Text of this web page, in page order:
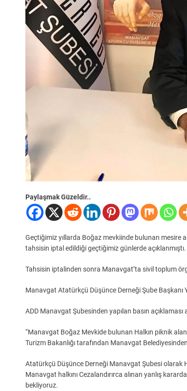
Paylaşmak Güzeldir..
Geçtiğimiz yıllarda Boğaz mevkiinde bulunan mesire
tahsisin iptal edildiği geçtiğimiz günlerde açıklanmıştı.
Tahsisin iptalinden sonra Manavgat’ta sivil toplum
Manavgat Atatürkçü Düşünce Derneği Şube Başkanı
ADD Manavgat Şubesinden yapılan basın açıklaması
“Manavgat Boğaz Mevkide bulunan Halkın piknik
Turizm Bakanlığı tarafından Manavgat
Atatürkçü Düşünce Derneği Manavgat Şubesi olarak
Manavgat halkını Cezalandırırca alınan yanlış
bekliyoruz.